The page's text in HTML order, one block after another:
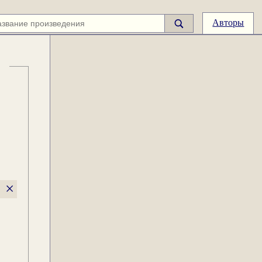
Авторы
×